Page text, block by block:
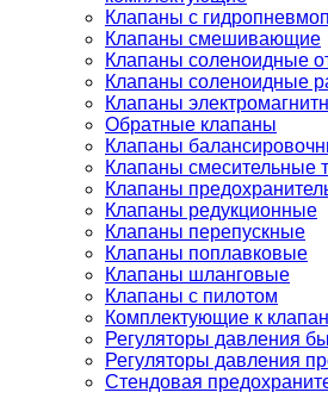
Клапаны с
Клапаны смешивающие
Клапаны соленоидные
Клапаны соленоидные
Клапаны
Обратные клапаны
Клапаны
Клапаны смесительные
Клапаны
Клапаны редукционные
Клапаны перепускные
Клапаны поплавковые
Клапаны шланговые
Клапаны с пилотом
Комплектующие к
Регуляторы давления
Регуляторы давления
Стендовая